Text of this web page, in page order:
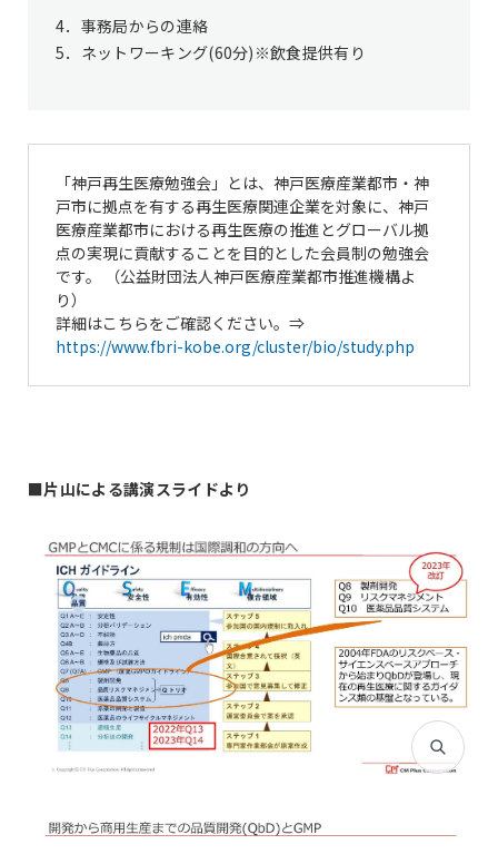
4．事務局からの連絡
5．ネットワーキング(60分)※飲食提供有り
「神戸再生医療勉強会」とは、神戸医療産業都市・神
戸市に拠点を有する再生医療関連企業を対象に、神戸
医療産業都市における再生医療の推進とグローバル拠
点の実現に貢献することを目的とした会員制の勉強会
です。 （公益財団法人神戸医療産業都市推進機構よ
り）
詳細はこちらをご確認ください。⇒
https://www.fbri-kobe.org/cluster/bio/study.php
■片山による講演スライドより